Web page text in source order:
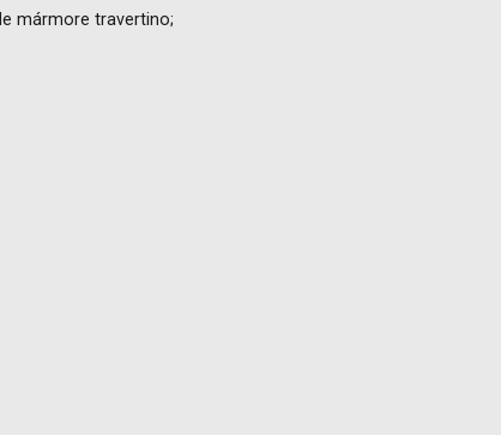
mármore travertino;